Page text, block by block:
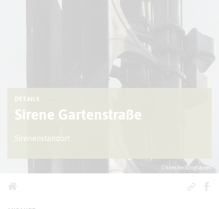
© Kreis Recklinghausen
DETAILS
Sirene Gartenstraße
Sirenenstandort